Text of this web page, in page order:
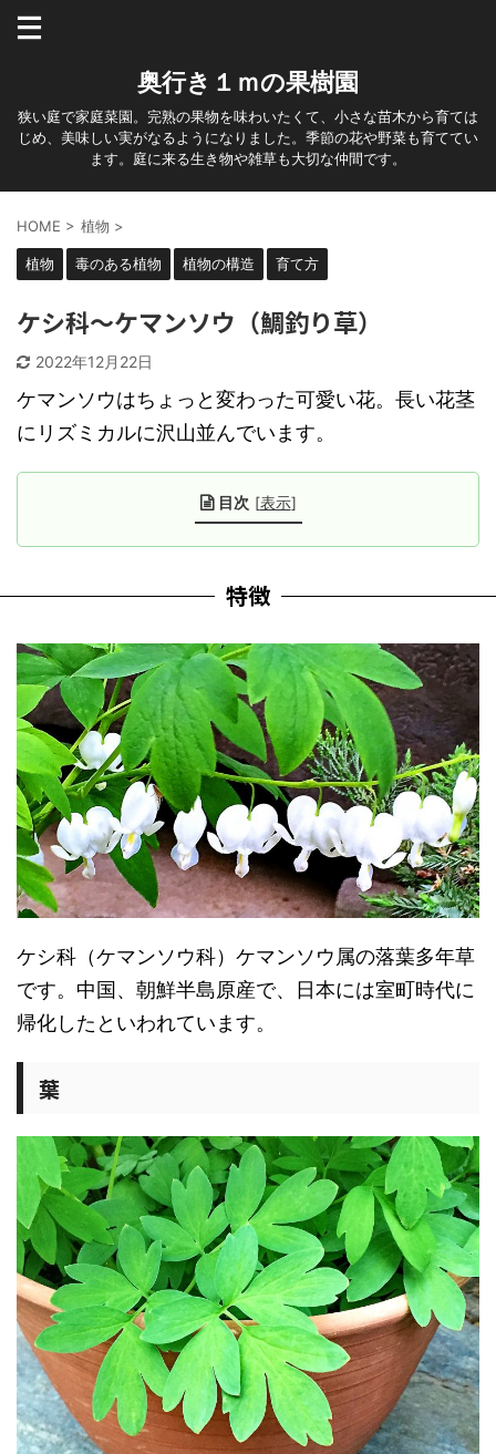
奥行き１ｍの果樹園
狭い庭で家庭菜園。完熟の果物を味わいたくて、小さな苗木から育ては
じめ、美味しい実がなるようになりました。季節の花や野菜も育ててい
ます。庭に来る生き物や雑草も大切な仲間です。
HOME > 植物 >
植物 毒のある植物 植物の構造 育て方
ケシ科～ケマンソウ（鯛釣り草）
2022年12月22日
ケマンソウはちょっと変わった可愛い花。長い花茎
にリズミカルに沢山並んでいます。
目次 [表示]
特徴
ケシ科（ケマンソウ科）ケマンソウ属の落葉多年草
です。中国、朝鮮半島原産で、日本には室町時代に
帰化したといわれています。
葉